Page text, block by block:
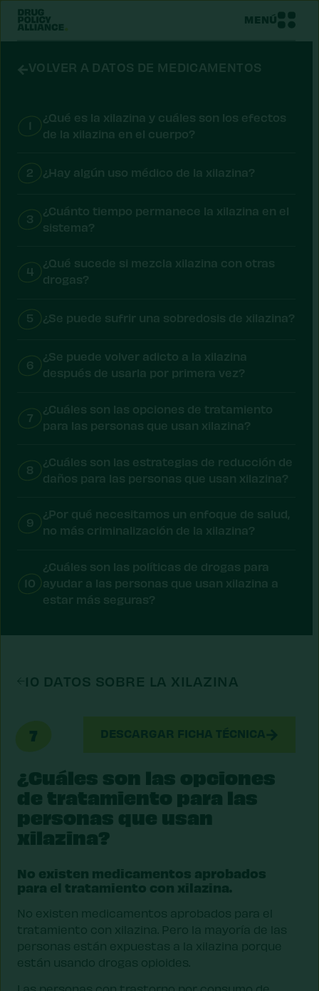
MENÚ
VOLVER A DATOS DE MEDICAMENTOS
1
¿Qué es la xilazina y cuáles son los efectos
de la xilazina en el cuerpo?
2 ¿Hay algún uso médico de la xilazina?
3
¿Cuánto tiempo permanece la xilazina en el
sistema?
4
¿Qué sucede si mezcla xilazina con otras
drogas?
5 ¿Se puede sufrir una sobredosis de xilazina?
6
¿Se puede volver adicto a la xilazina
después de usarla por primera vez?
7
¿Cuáles son las opciones de tratamiento
para las personas que usan xilazina?
8
¿Cuáles son las estrategias de reducción de
daños para las personas que usan xilazina?
9
¿Por qué necesitamos un enfoque de salud,
no más criminalización de la xilazina?
10
¿Cuáles son las políticas de drogas para
ayudar a las personas que usan xilazina a
estar más seguras?
10 DATOS SOBRE LA XILAZINA
¿Cuáles son las opciones
de tratamiento para las
personas que usan
xilazina?
No existen medicamentos aprobados
para el tratamiento con xilazina.
No existen medicamentos aprobados para el
tratamiento con xilazina. Pero la mayoría de las
personas están expuestas a la xilazina porque
están usando drogas opioides.
Las personas con trastorno por consumo de